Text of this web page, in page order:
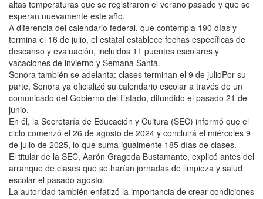
altas temperaturas que se registraron el verano pasado y que se
esperan nuevamente este año.
A diferencia del calendario federal, que contempla 190 días y
termina el 16 de julio, el estatal establece fechas específicas de
descanso y evaluación, incluidos 11 puentes escolares y
vacaciones de invierno y Semana Santa.
Sonora también se adelanta: clases terminan el 9 de julioPor su
parte, Sonora ya oficializó su calendario escolar a través de un
comunicado del Gobierno del Estado, difundido el pasado 21 de
junio.
En él, la Secretaría de Educación y Cultura (SEC) informó que el
ciclo comenzó el 26 de agosto de 2024 y concluirá el miércoles 9
de julio de 2025, lo que suma igualmente 185 días de clases.
El titular de la SEC, Aarón Grageda Bustamante, explicó antes del
arranque de clases que se harían jornadas de limpieza y salud
escolar el pasado agosto.
La autoridad también enfatizó la importancia de crear condiciones